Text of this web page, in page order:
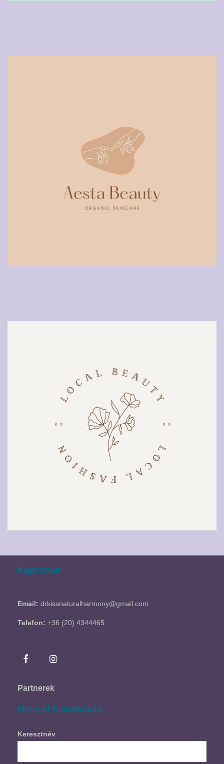
Kapcsolat
Email: drkissnaturalharmony@gmail.com
Telefon: +36 (20) 4344465
Partnerek
Hírlevél feliratkozás
Keresztnév